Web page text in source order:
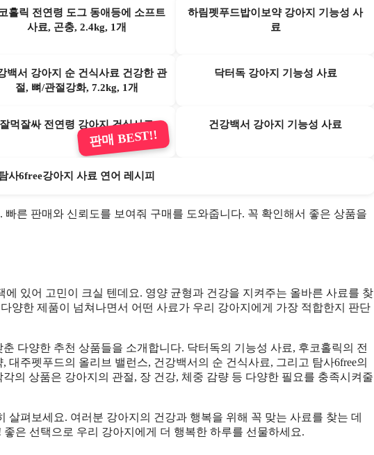
홀릭 전연령 도그 동애등에 소프트
사료, 곤충, 2.4kg, 1개
하림펫푸드밥이보약 강아지 기능성 사
료
백서 강아지 순 건식사료 건강한 관
절, 뼈/관절강화, 7.2kg, 1개
닥터독 강아지 기능성 사료
잘먹잘싸 전연령 강아지 건식사료
판매 BEST!!
건강백서 강아지 기능성 사료
사6free강아지 사료 연어 레시피
빠른 판매와 신뢰도를 보여줘 구매를 도와줍니다. 꼭 확인해서 좋은 상품을
있어 고민이 크실 텐데요. 영양 균형과 건강을 지켜주는 올바른 사료를 찾
양한 제품이 넘쳐나면서 어떤 사료가 우리 강아지에게 가장 적합한지 판단
다양한 추천 상품들을 소개합니다. 닥터독의 기능성 사료, 후코홀릭의 전
대주펫푸드의 올리브 밸런스, 건강백서의 순 건식사료, 그리고 탐사6free의
의 상품은 강아지의 관절, 장 건강, 체중 감량 등 다양한 필요를 충족시켜줄
살펴보세요. 여러분 강아지의 건강과 행복을 위해 꼭 맞는 사료를 찾는 데
은 선택으로 우리 강아지에게 더 행복한 하루를 선물하세요.